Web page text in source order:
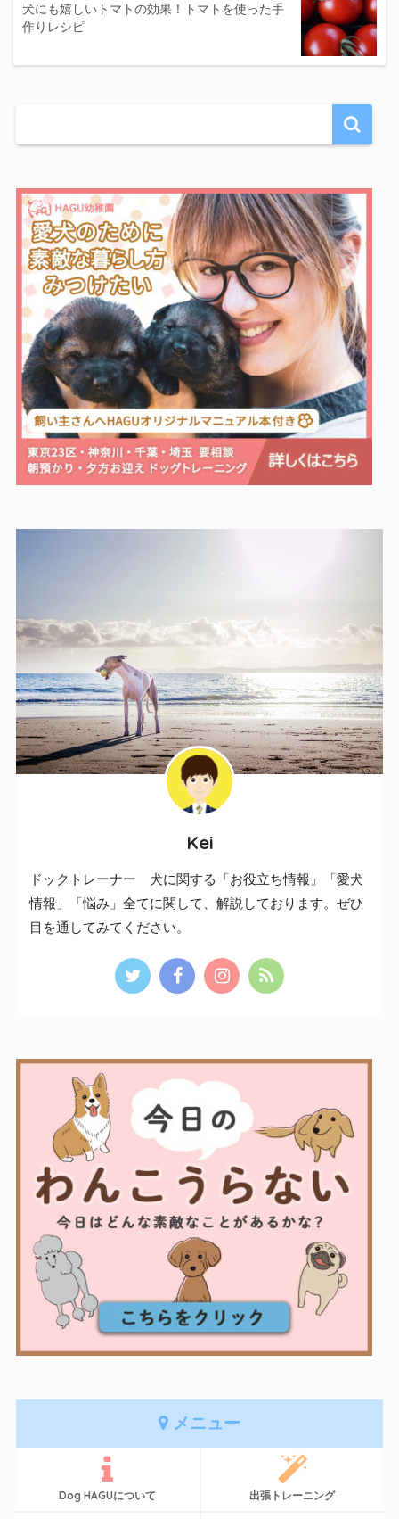
犬にも嬉しいトマトの効果！トマトを使った手
作りレシピ
Kei
ドックトレーナー 犬に関する「お役立ち情報」「愛犬
情報」「悩み」全てに関して、解説しております。ぜひ
目を通してみてください。
メニュー
Dog HAGUについて 出張トレーニング